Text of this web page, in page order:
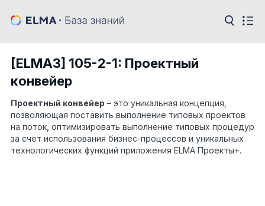
[ELMA3] 105-2-1: Проектный
конвейер
Проектный конвейер – это уникальная концепция,
позволяющая поставить выполнение типовых проектов
на поток, оптимизировать выполнение типовых процедур
за счет использования бизнес-процессов и уникальных
технологических функций приложения ELMA Проекты+.